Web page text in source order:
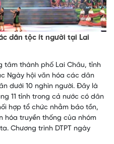
dân tộc ít người tại Lai
tâm thành phố Lai Châu, tỉnh
Ngày hội văn hóa các dân
dưới 10 nghìn người. Đây là
11 tỉnh trong cả nước có dân
hợp tổ chức nhằm bảo tồn,
hóa truyền thống của nhóm
Chương trình DTPT ngày